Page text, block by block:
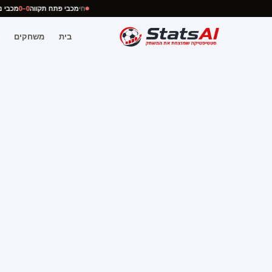
חימכבי פתח תקווה0–0
בית משחקים